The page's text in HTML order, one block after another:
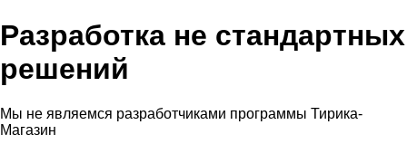
Разработка не стандартных
решений
Мы не являемся разработчиками программы Тирика-
Магазин